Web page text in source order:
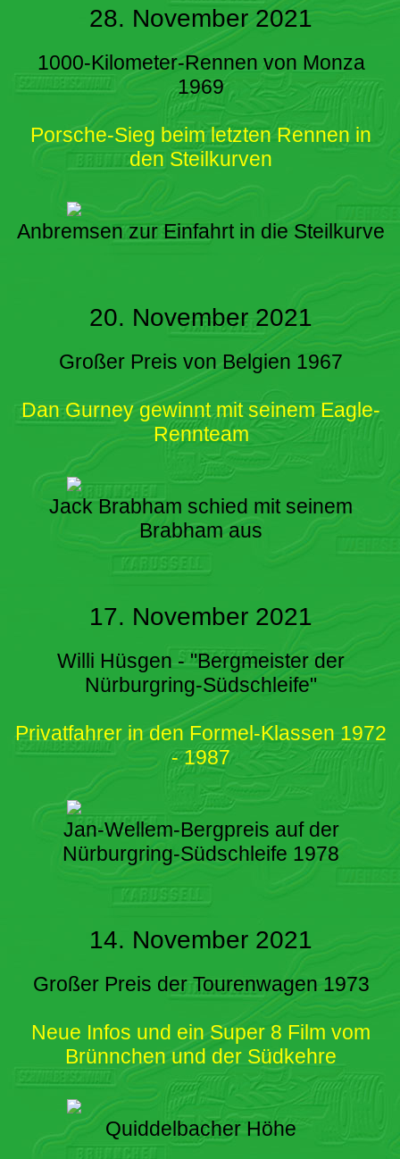
28. November 2021
1000-Kilometer-Rennen von Monza
1969
Porsche-Sieg beim letzten Rennen in
den Steilkurven
Anbremsen zur Einfahrt in die Steilkurve
20. November 2021
Großer Preis von Belgien 1967
Dan Gurney gewinnt mit seinem Eagle-
Rennteam
Jack Brabham schied mit seinem
Brabham aus
17. November 2021
Willi Hüsgen - "Bergmeister der
Nürburgring-Südschleife"
Privatfahrer in den Formel-Klassen 1972
- 1987
Jan-Wellem-Bergpreis auf der
Nürburgring-Südschleife 1978
14. November 2021
Großer Preis der Tourenwagen 1973
Neue Infos und ein Super 8 Film vom
Brünnchen und der Südkehre
Quiddelbacher Höhe